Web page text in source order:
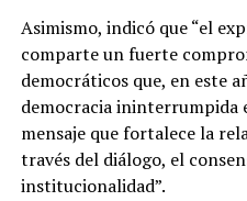
Asimismo, indicó que “el
comparte un fuerte
democráticos que, en este
democracia ininterrumpida
mensaje que fortalece la
través del diálogo, el
institucionalidad”.